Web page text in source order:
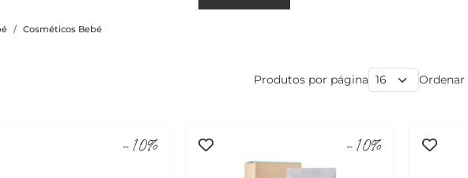
Cosméticos Bebé
Produtos por página Ordenar
-10% -10%